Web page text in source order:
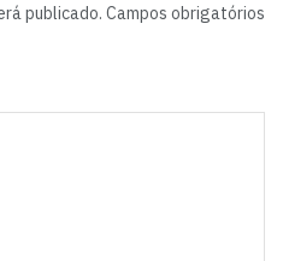
publicado. Campos obrigatórios